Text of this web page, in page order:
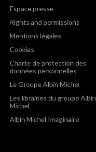
Espace presse
Rights and permissions
Mentions légales
Cookies
Charte de protection des
données personnelles
Le Groupe Albin Michel
Les librairies du groupe Albin
Michel
Albin Michel Imaginaire